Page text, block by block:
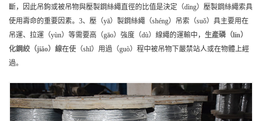
斷，因此吊鉤或被吊物與壓製鋼絲繩直徑的比值是決定（dìng）壓製鋼絲繩索具
使用壽命的重要因素。3、壓（yā）製鋼絲繩（shéng）吊索（suǒ）具主要用在
吊運、拉運（yùn）等需要高（gāo）強度（dù）線繩的運輸中， 生產磷（lín）
化鋼絞（jiǎo）線在使（shǐ）用過（guò）程中被吊物下嚴禁站人或在物體上經
過。